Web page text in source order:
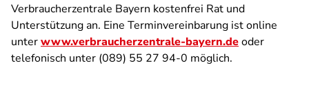
Verbraucherzentrale Bayern kostenfrei Rat und
Unterstützung an. Eine Terminvereinbarung ist online
unterwww.verbraucherzentrale-bayern.deoder
telefonisch unter (089) 55 27 94-0 möglich.